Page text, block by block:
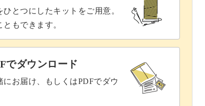
とつにしたキットをご用意。
もできます。
でダウンロード
お届け、もしくはPDFでダウ